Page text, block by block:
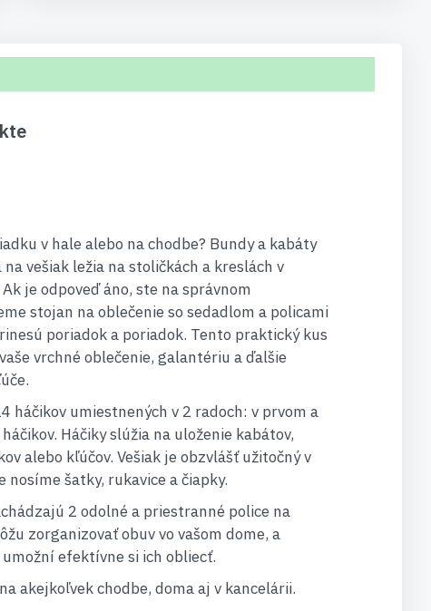
v hale alebo na chodbe? Bundy a kabáty
vešiak ležia na stoličkách a kreslách v
je odpoveď áno, ste na správnom
stojan na oblečenie so sedadlom a policami
poriadok a poriadok. Tento praktický kus
vrchné oblečenie, galantériu a ďalšie
háčikov umiestnených v 2 radoch: v prvom a
Háčiky slúžia na uloženie kabátov,
alebo kľúčov. Vešiak je obzvlášť užitočný v
nosíme šatky, rukavice a čiapky.
2 odolné a priestranné police na
zorganizovať obuv vo vašom dome, a
efektívne si ich obliecť.
akejkoľvek chodbe, doma aj v kancelárii.